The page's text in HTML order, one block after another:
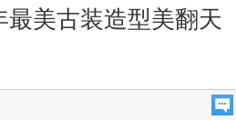
美古装造型美翻天